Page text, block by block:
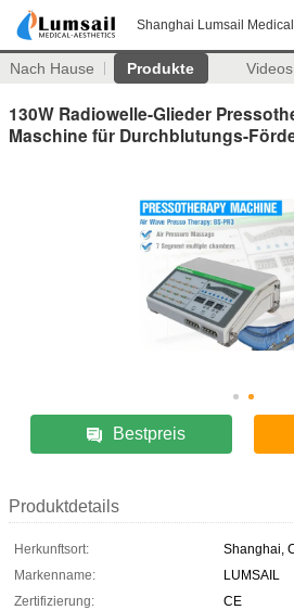
Shanghai Lumsail
Nach Hause Produkte Videos
130W Radiowelle-Glieder
Maschine für Durchblutungs-
Bestpreis
Produktdetails
Herkunftsort:
Shanghai,
Markenname:
LUMSAIL
Zertifizierung:
CE